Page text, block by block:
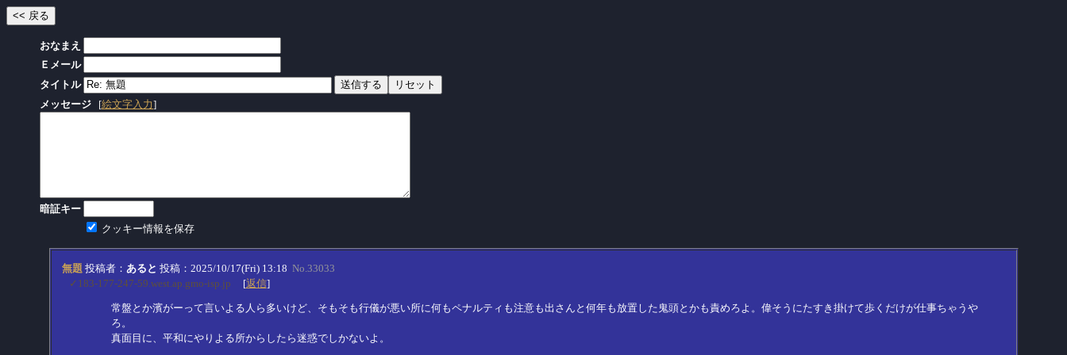
おなまえ
Ｅメール
タイトル
メッセージ
[絵文字入力]
暗証キー
クッキー情報を保存
無題 投稿者： あると 投稿：2025/10/17(Fri) 13:18 No.33033
✓183-177-247-59.west.ap.gmo-isp.jp [返信]
常盤とか濱がーって言いよる人ら多いけど、そもそも行儀が悪い所に何もペナルティも注意も出さんと何年も放置した鬼頭とかも責めろよ。偉そうにたすき掛けて歩くだけが仕事ちゃうや
ろ。
真面目に、平和にやりよる所からしたら迷惑でしかないよ。